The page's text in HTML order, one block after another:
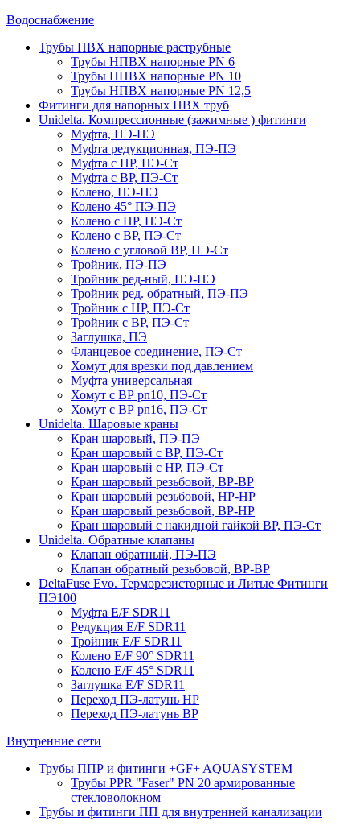
Водоснабжение
Трубы ПВХ напорные раструбные
Трубы НПВХ напорные PN 6
Трубы НПВХ напорные PN 10
Трубы НПВХ напорные PN 12,5
Фитинги для напорных ПВХ труб
Unidelta. Компрессионные (зажимные ) фитинги
Муфта, ПЭ-ПЭ
Муфта редукционная, ПЭ-ПЭ
Муфта с НР, ПЭ-Ст
Муфта с ВР, ПЭ-Ст
Колено, ПЭ-ПЭ
Колено 45° ПЭ-ПЭ
Колено с НР, ПЭ-Ст
Колено с ВР, ПЭ-Ст
Колено с угловой ВР, ПЭ-Ст
Тройник, ПЭ-ПЭ
Тройник ред-ный, ПЭ-ПЭ
Тройник ред. обратный, ПЭ-ПЭ
Тройник с НР, ПЭ-Ст
Тройник с ВР, ПЭ-Ст
Заглушка, ПЭ
Фланцевое соединение, ПЭ-Ст
Хомут для врезки под давлением
Муфта универсальная
Хомут с ВР pn10, ПЭ-Ст
Хомут с ВР pn16, ПЭ-Ст
Unidelta. Шаровые краны
Кран шаровый, ПЭ-ПЭ
Кран шаровый с ВР, ПЭ-Ст
Кран шаровый с НР, ПЭ-Ст
Кран шаровый резьбовой, ВР-ВР
Кран шаровый резьбовой, НР-НР
Кран шаровый резьбовой, ВР-НР
Кран шаровый с накидной гайкой ВР, ПЭ-Ст
Unidelta. Обратные клапаны
Клапан обратный, ПЭ-ПЭ
Клапан обратный резьбовой, ВР-ВР
DeltaFuse Evo. Терморезисторные и Литые Фитинги
ПЭ100
Муфта E/F SDR11
Редукция E/F SDR11
Тройник E/F SDR11
Колено E/F 90° SDR11
Колено E/F 45° SDR11
Заглушка E/F SDR11
Переход ПЭ-латунь НР
Переход ПЭ-латунь ВР
Внутренние сети
Трубы ППР и фитинги +GF+ AQUASYSTEM
Трубы PPR "Faser" PN 20 армированные
стекловолокном
Трубы и фитинги ПП для внутренней канализации